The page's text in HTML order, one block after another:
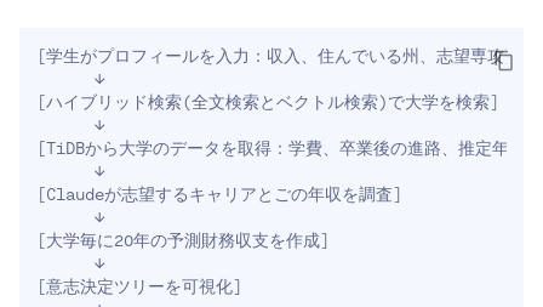
[学生がプロフィールを入力：収入、住んでいる州、志望専攻]
[ハイブリッド検索(全文検索とベクトル検索)で大学を検索]
[TiDBから大学のデータを取得：学費、卒業後の進路、推定年収
[Claudeが志望するキャリアとごの年収を調査]
[大学毎に20年の予測財務収支を作成]
[意志決定ツリーを可視化]